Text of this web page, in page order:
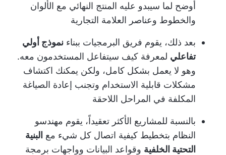
أوضح لما سيبدو عليه المنتج النهائي مع الألوان
والخطوط وعناصر العلامة التجارية
بعد ذلك، يقوم فريق البرمجيات ببناء نموذج أولي
تفاعلي لمعرفة كيف سيتفاعل المستخدمون معه.
وهو لا يعمل بشكل كامل، ولكن يمكنك اكتشاف
مشكلات قابلية الاستخدام وتجنب إعادة الصياغة
المكلفة في المراحل اللاحقة
بالنسبة للمشاريع الأكثر تعقيداً، يقوم مهندسو
النظام بتخطيط كيفية اتصال كل شيء مع البنية
التحتية الخلفية وقواعد البيانات وواجهات برمجة